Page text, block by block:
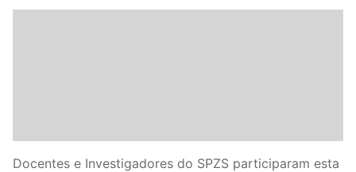
Docentes e Investigadores do SPZS participaram esta